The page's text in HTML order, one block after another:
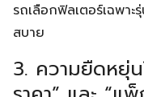
รถเลือกฟิลเตอร์เฉพาะ
สบาย
3. ความยืดหยุ่น